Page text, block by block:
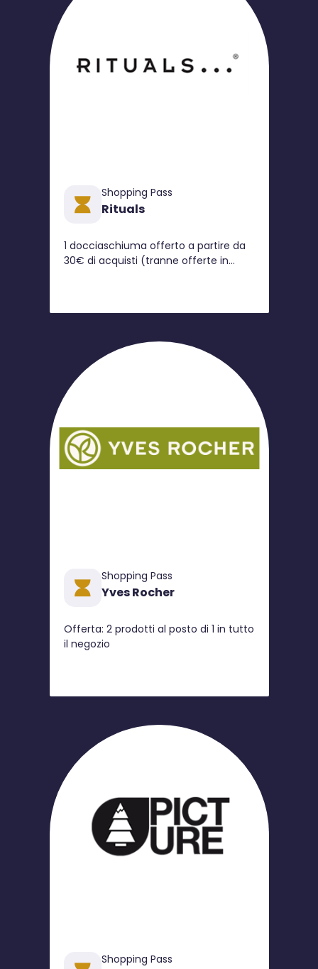
Shopping Pass
Rituals
1 docciaschiuma offerto a partire da
30€ di acquisti (tranne offerte in
Shopping Pass
Yves Rocher
Offerta: 2 prodotti al posto di 1 in tutto
il negozio
Shopping Pass